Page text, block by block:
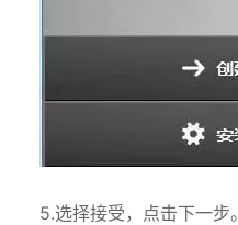
5.选择接受，点击下一步。